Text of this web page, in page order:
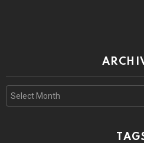
Archives